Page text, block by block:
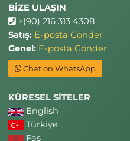
BİZE ULAŞIN
+(90) 216 313 4308
Satış: E-posta Gönder
Genel: E-posta Gönder
Chat on WhatsApp
KÜRESEL SİTELER
English
Türkiye
Fas